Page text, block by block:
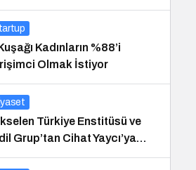
Kadınların %88’i
Olmak İstiyor
Türkiye Enstitüsü ve
Grup’tan Cihat Yaycı’ya
Ziyaret